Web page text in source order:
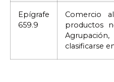
Epígrafe
659.9
Comercio
productos
clasificarse